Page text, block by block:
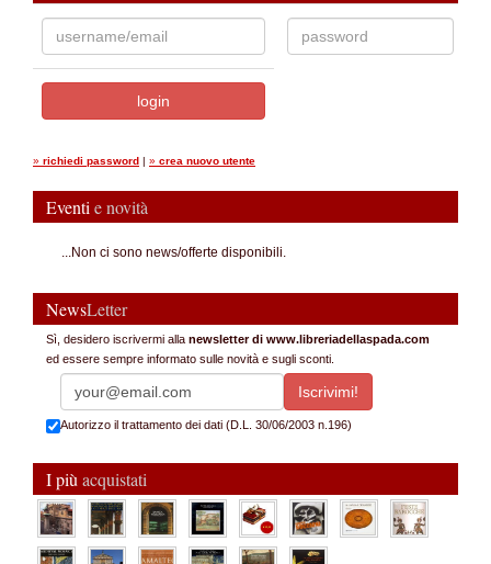
» richiedi password | » crea nuovo utente
Eventi e novità
...Non ci sono news/offerte disponibili.
NewsLetter
Sì, desidero iscrivermi alla newsletter di www.libreriadellaspada.com
ed essere sempre informato sulle novità e sugli sconti.
Autorizzo il trattamento dei dati (D.L. 30/06/2003 n.196)
I più acquistati